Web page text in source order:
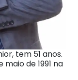
tem 51 anos.
de 1991 na